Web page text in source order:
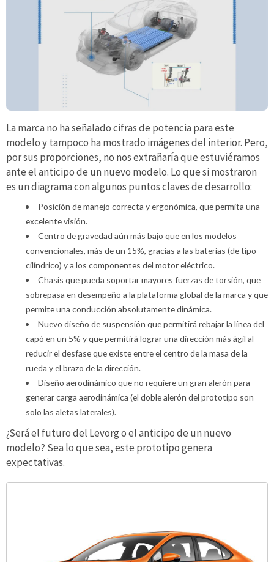
La marca no ha señalado cifras de potencia para este
modelo y tampoco ha mostrado imágenes del interior. Pero,
por sus proporciones, no nos extrañaría que estuviéramos
ante el anticipo de un nuevo modelo. Lo que si mostraron
es un diagrama con algunos puntos claves de desarrollo:
Posición de manejo correcta y ergonómica, que permita una
excelente visión.
Centro de gravedad aún más bajo que en los modelos
convencionales, más de un 15%, gracias a las baterías (de tipo
cilíndrico) y a los componentes del motor eléctrico.
Chasis que pueda soportar mayores fuerzas de torsión, que
sobrepasa en desempeño a la plataforma global de la marca y que
permite una conducción absolutamente dinámica.
Nuevo diseño de suspensión que permitirá rebajar la línea del
capó en un 5% y que permitirá lograr una dirección más ágil al
reducir el desfase que existe entre el centro de la masa de la
rueda y el brazo de la dirección.
Diseño aerodinámico que no requiere un gran alerón para
generar carga aerodinámica (el doble alerón del prototipo son
solo las aletas laterales).
¿Será el futuro del Levorg o el anticipo de un nuevo
modelo? Sea lo que sea, este prototipo genera
expectativas.